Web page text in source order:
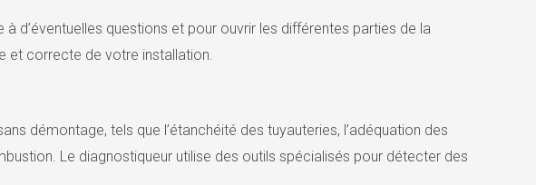
d’éventuelles questions et pour ouvrir les différentes parties de la
et correcte de votre installation.
démontage, tels que l’étanchéité des tuyauteries, l’adéquation des
Le diagnostiqueur utilise des outils spécialisés pour détecter des